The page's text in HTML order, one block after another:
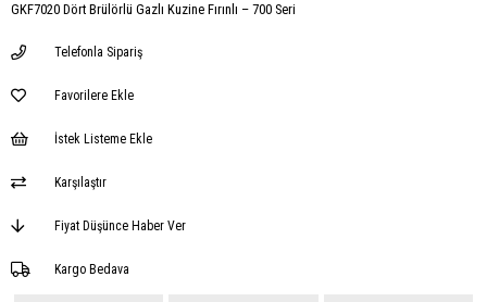
GKF7020 Dört Brülörlü Gazlı Kuzine Fırınlı – 700 Seri
Telefonla Sipariş
Favorilere Ekle
İstek Listeme Ekle
Karşılaştır
Fiyat Düşünce Haber Ver
Kargo Bedava